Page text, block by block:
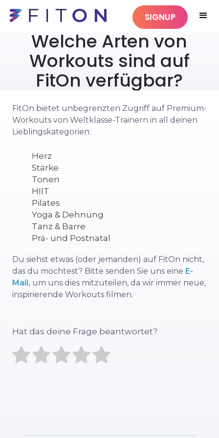
SIGNUP
Welche Arten von
Workouts sind auf
FitOn verfügbar?
FitOn bietet unbegrenzten Zugriff auf Premium-
Workouts von Weltklasse-Trainern in all deinen
Lieblingskategorien:
Herz
Stärke
Tonen
HIIT
Pilates
Yoga & Dehnung
Tanz & Barre
Prä- und Postnatal
Du siehst etwas (oder jemanden) auf FitOn nicht,
das du möchtest? Bitte senden Sie uns eine E-
Mail, um uns dies mitzuteilen, da wir immer neue,
inspirierende Workouts filmen.
Hat das deine Frage beantwortet?